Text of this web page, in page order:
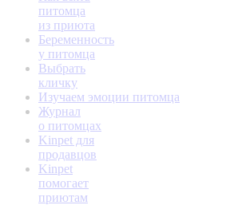
питомца
из приюта
Беременность
у питомца
Выбрать
кличку
Изучаем эмоции питомца
Журнал
о питомцах
Kinpet для
продавцов
Kinpet
помогает
приютам